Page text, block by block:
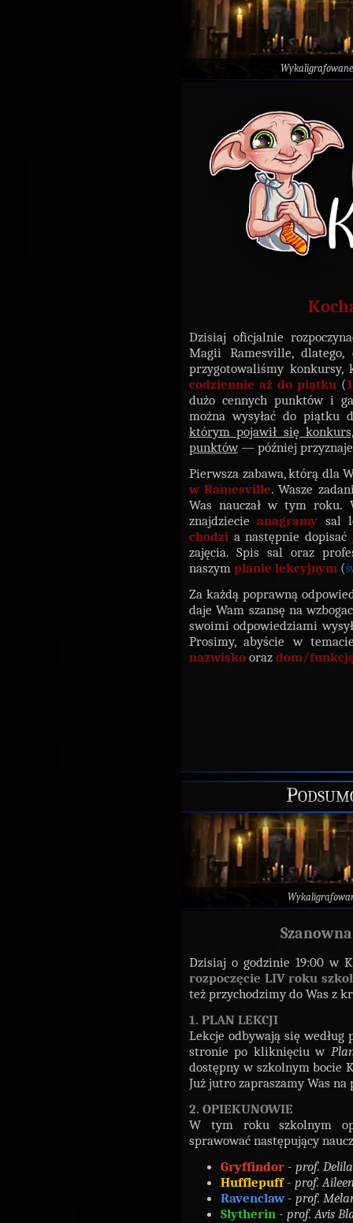
Dzisiaj oficjalnie
Magii Ramesville,
przygotowaliśmy konkursy,
codziennie aż do piątku (
dużo cennych punktów i
można wysyłać do piątku
którym pojawił się
punktów— później
Pierwsza zabawa, którą dla
w Ramesville. Wasze
Was nauczał w tym roku.
znajdziecieanagramy sal
chodzi a następnie dopisać
zajęcia. Spis sal oraz
naszym planie lekcyjnym (
Za każdą poprawną
daje Wam szansę na
swoimi odpowiedziami
Prosimy, abyście w
nazwisko oraz dom/
Dzisiaj o godzinie 19:00 w
rozpoczęcie LIV roku
też przychodzimy do Was z
1. PLAN LEKCJI
Lekcje odbywają się
stronie po kliknięciu w
dostępny w szkolnym bocie
Już jutro zapraszamy Was
2. OPIEKUNOWIE
W tym roku szkolnym
sprawować następujący
Gryffindor - prof.
Hufflepuff - prof.
Ravenclaw - prof.
Slytherin - prof. Avis